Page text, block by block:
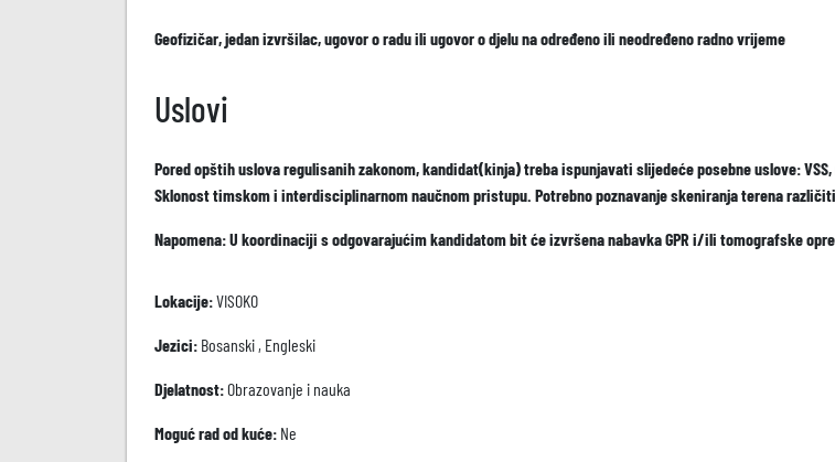
Geofizičar, jedan izvršilac, ugovor o radu ili ugovor o djelu na određeno ili neodređeno radno vrijeme
Uslovi
Pored opštih uslova regulisanih zakonom, kandidat(kinja) treba ispunjavati slijedeće posebne uslove:
Sklonost timskom i interdisciplinarnom naučnom pristupu. Potrebno poznavanje skeniranja terena
Napomena: U koordinaciji s odgovarajućim kandidatom bit će izvršena nabavka GPR i/ili tomografske
Lokacije:VISOKO
Jezici: Bosanski , Engleski
Djelatnost:Obrazovanje i nauka
Moguć rad od kuće: Ne